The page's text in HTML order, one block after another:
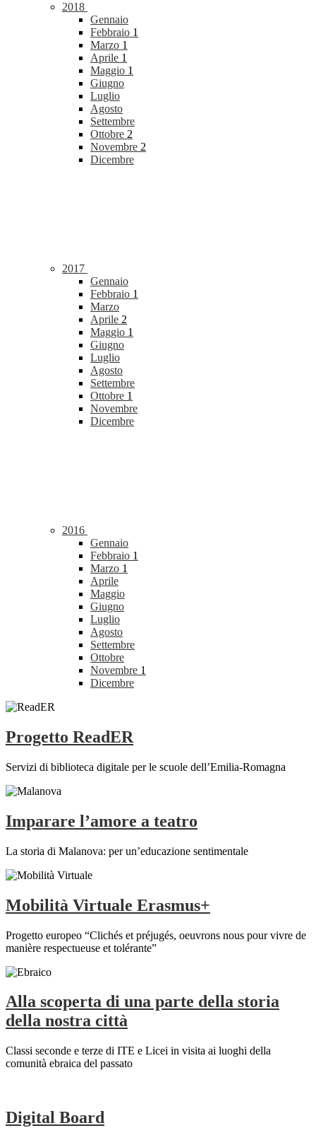
2018
Gennaio
Febbraio 1
Marzo 1
Aprile 1
Maggio 1
Giugno
Luglio
Agosto
Settembre
Ottobre 2
Novembre 2
Dicembre
2017
Gennaio
Febbraio 1
Marzo
Aprile 2
Maggio 1
Giugno
Luglio
Agosto
Settembre
Ottobre 1
Novembre
Dicembre
2016
Gennaio
Febbraio 1
Marzo 1
Aprile
Maggio
Giugno
Luglio
Agosto
Settembre
Ottobre
Novembre 1
Dicembre
Progetto ReadER
Servizi di biblioteca digitale per le scuole dell’Emilia-Romagna
Imparare l’amore a teatro
La storia di Malanova: per un’educazione sentimentale
Mobilità Virtuale Erasmus+
Progetto europeo “Clichés et préjugés, oeuvrons nous pour vivre de
manière respectueuse et tolérante”
Alla scoperta di una parte della storia
della nostra città
Classi seconde e terze di ITE e Licei in visita ai luoghi della
comunità ebraica del passato
Digital Board